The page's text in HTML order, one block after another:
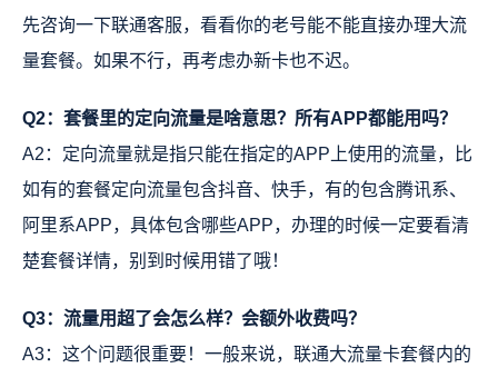
先咨询一下联通客服，看看你的老号能不能直接办理大流
量套餐。如果不行，再考虑办新卡也不迟。
Q2：套餐里的定向流量是啥意思？所有APP都能用吗？
A2：定向流量就是指只能在指定的APP上使用的流量，比
如有的套餐定向流量包含抖音、快手，有的包含腾讯系、
阿里系APP，具体包含哪些APP，办理的时候一定要看清
楚套餐详情，别到时候用错了哦！
Q3：流量用超了会怎么样？会额外收费吗？
A3：这个问题很重要！一般来说，联通大流量卡套餐内的